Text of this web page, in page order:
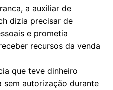
a auxiliar de
dizia precisar de
e prometia
recursos da venda
que teve dinheiro
autorização durante